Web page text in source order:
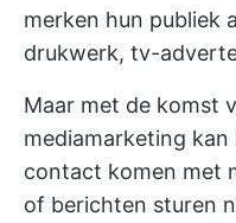
merken hun publiek
drukwerk, tv-
Maar met de komst
mediamarketing
contact komen met
of berichten sturen